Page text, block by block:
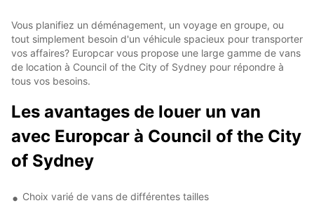
Vous planifiez un déménagement, un voyage en groupe, ou
tout simplement besoin d'un véhicule spacieux pour transporter
vos affaires? Europcar vous propose une large gamme de vans
de location à Council of the City of Sydney pour répondre à
tous vos besoins.
Les avantages de louer un van
avec Europcar à Council of the City
of Sydney
Choix varié de vans de différentes tailles